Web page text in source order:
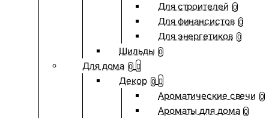
Для строителей 0
Для финансистов 0
Для энергетиков 0
Шильды 0
Для дома 0
Декор 0
Ароматические свечи 0
Ароматы для дома 0